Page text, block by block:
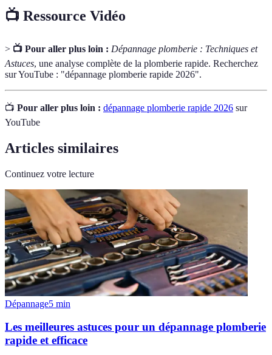
📺 Ressource Vidéo
> 📺 Pour aller plus loin : Dépannage plomberie : Techniques et
Astuces, une analyse complète de la plomberie rapide. Recherchez
sur YouTube : "dépannage plomberie rapide 2026".
📺 Pour aller plus loin : dépannage plomberie rapide 2026 sur
YouTube
Articles similaires
Continuez votre lecture
Dépannage5 min
Les meilleures astuces pour un dépannage plomberie
rapide et efficace